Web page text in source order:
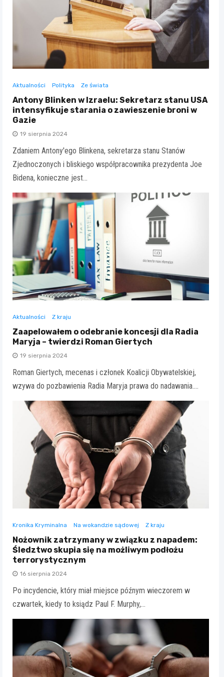
Aktualności Polityka Ze świata
Antony Blinken w Izraelu: Sekretarz stanu USA
intensyfikuje starania o zawieszenie broni w
Gazie
19 sierpnia 2024
Zdaniem Antony'ego Blinkena, sekretarza stanu Stanów
Zjednoczonych i bliskiego współpracownika prezydenta Joe
Bidena, konieczne jest…
Aktualności Z kraju
Zaapelowałem o odebranie koncesji dla Radia
Maryja – twierdzi Roman Giertych
19 sierpnia 2024
Roman Giertych, mecenas i członek Koalicji Obywatelskiej,
wzywa do pozbawienia Radia Maryja prawa do nadawania.…
Kronika Kryminalna Na wokandzie sądowej Z kraju
Nożownik zatrzymany w związku z napadem:
Śledztwo skupia się na możliwym podłożu
terrorystycznym
16 sierpnia 2024
Po incydencie, który miał miejsce późnym wieczorem w
czwartek, kiedy to ksiądz Paul F. Murphy,…